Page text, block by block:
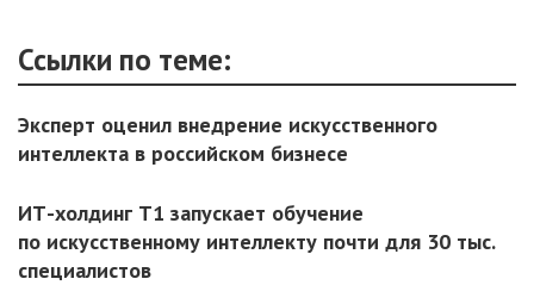
Ссылки по теме:
Эксперт оценил внедрение искусственного
интеллекта в российском бизнесе
ИТ-холдинг Т1 запускает обучение
по искусственному интеллекту почти для 30 тыс.
специалистов